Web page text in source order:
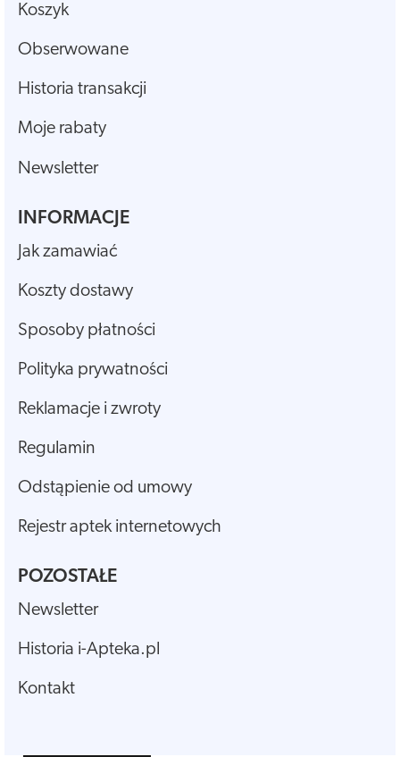
Koszyk
Obserwowane
Historia transakcji
Moje rabaty
Newsletter
INFORMACJE
Jak zamawiać
Koszty dostawy
Sposoby płatności
Polityka prywatności
Reklamacje i zwroty
Regulamin
Odstąpienie od umowy
Rejestr aptek internetowych
POZOSTAŁE
Newsletter
Historia i-Apteka.pl
Kontakt